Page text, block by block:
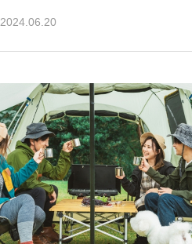
2024.06.20